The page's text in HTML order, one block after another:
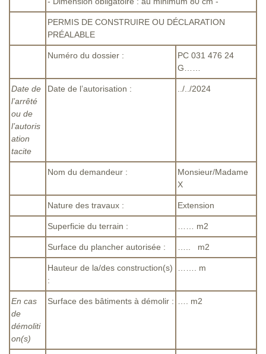
PERMIS DE CONSTRUIRE OU DÉCLARATION
PRÉALABLE
Numéro du dossier :
PC 031 476 24
G……
Date de
l’arrêté
ou de
l’autoris
ation
tacite
Date de l’autorisation : ../../2024
Nom du demandeur :
Monsieur/Madame
X
Nature des travaux : Extension
Superficie du terrain : …… m2
Surface du plancher autorisée : ….. m2
Hauteur de la/des construction(s)
:
……. m
En cas
de
démoliti
on(s)
Surface des bâtiments à démolir : …. m2